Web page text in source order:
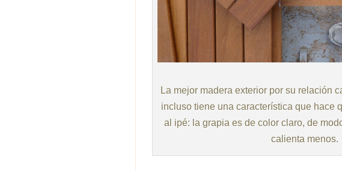
La mejor madera exterior por su relación
incluso tiene una característica que hace
al ipé: la grapia es de color claro, de
calienta menos.